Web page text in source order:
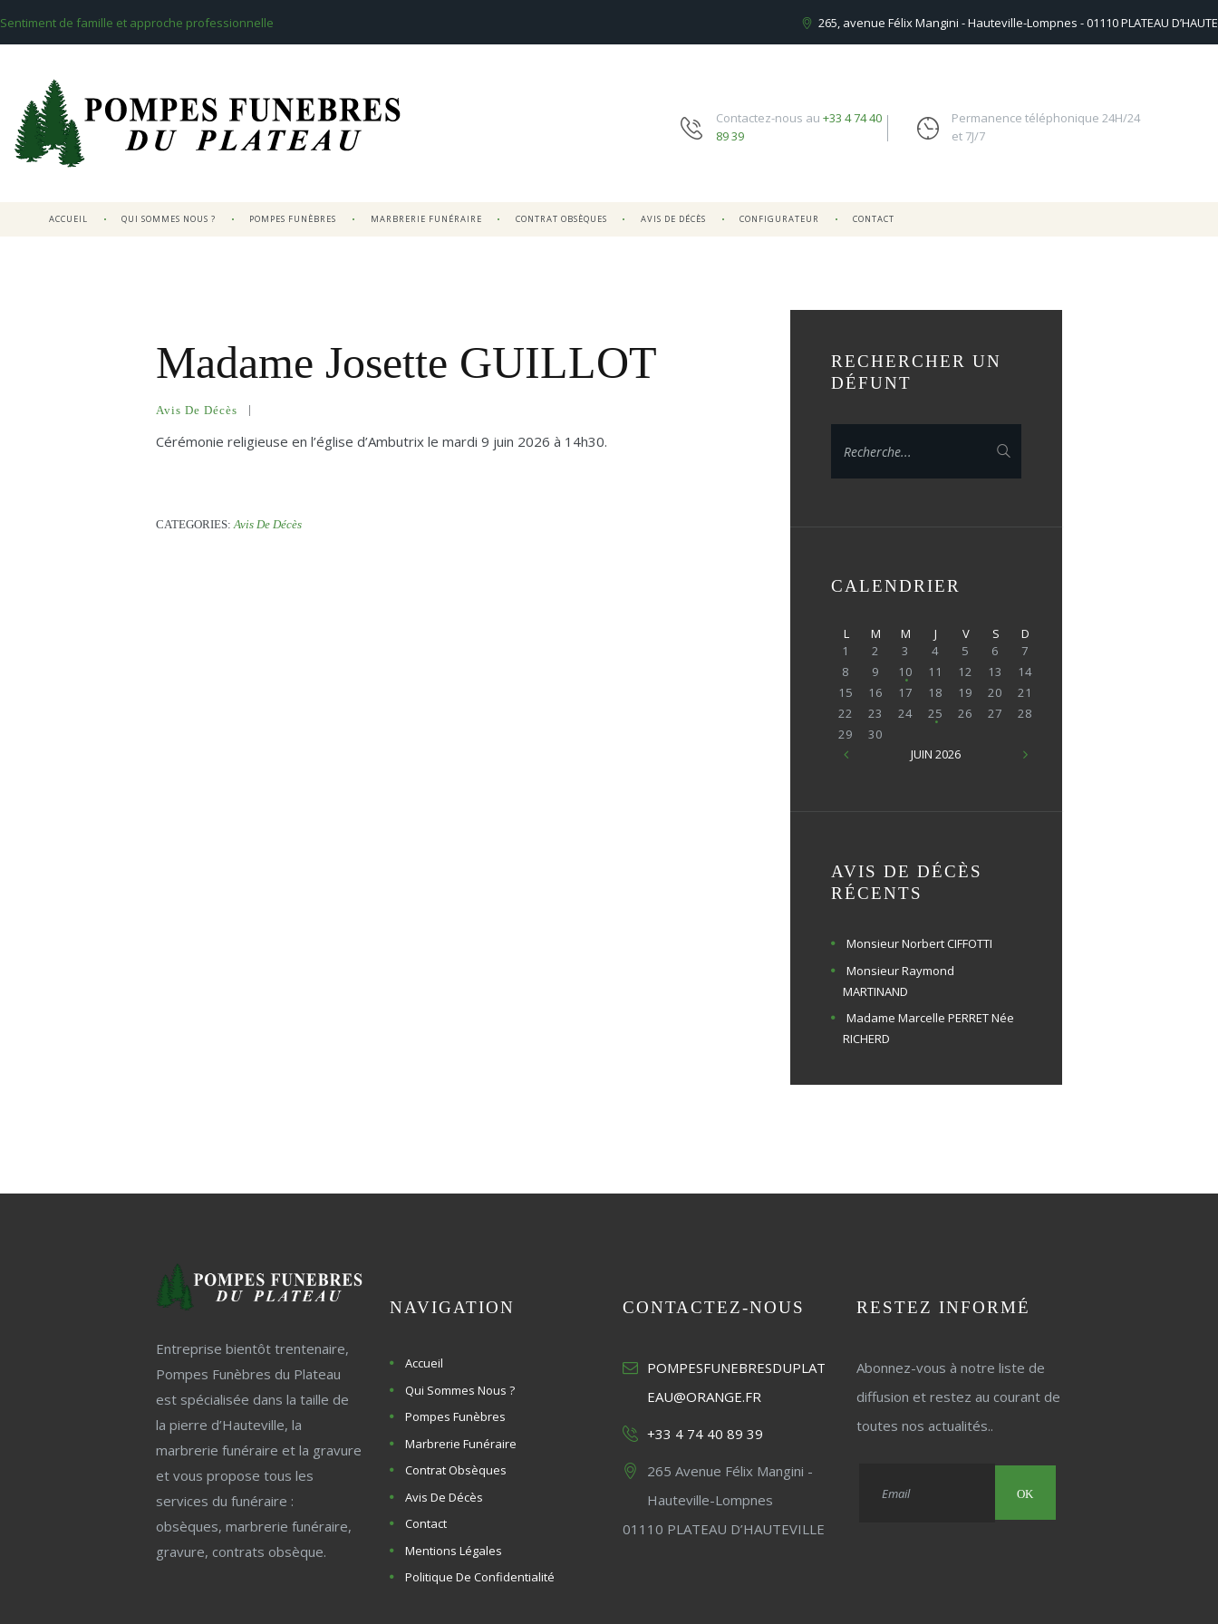
Sentiment de famille et approche professionnelle 265, avenue Félix Mangini - Hauteville-Lompnes - 01110 PLATEAU
Contactez-nous au +33 4 74 40
89 39
Permanence téléphonique 24H/24
et 7J/7
ACCUEIL QUI SOMMES NOUS ? POMPES FUNÈBRES MARBRERIE FUNÉRAIRE CONTRAT OBSÈQUES AVIS DE DÉCÈS CONFIGURATEUR CONTACT
Madame Josette GUILLOT
Avis De Décès
Cérémonie religieuse en l’église d’Ambutrix le mardi 9 juin 2026 à 14h30.
CATEGORIES:Avis De Décès
RECHERCHER UN
DÉFUNT
CALENDRIER
JUIN 2026
L M M J V S
D
1
2 3 4 5 6
7
8
9 10 11 12 13
14
15
16 17 18 19 20
21
22
23 24 25 26 27
28
29
30
AVIS DE DÉCÈS
RÉCENTS
Monsieur Norbert CIFFOTTI
Monsieur Raymond
MARTINAND
Madame Marcelle PERRET Née
RICHERD
Entreprise bientôt trentenaire,
Pompes Funèbres du Plateau
est spécialisée dans la taille de
la pierre d’Hauteville, la
marbrerie funéraire et la gravure
et vous propose tous les
services du funéraire :
obsèques, marbrerie funéraire,
gravure, contrats obsèque.
NAVIGATION
Accueil
Qui Sommes Nous ?
Pompes Funèbres
Marbrerie Funéraire
Contrat Obsèques
Avis De Décès
Contact
Mentions Légales
Politique De Confidentialité
CONTACTEZ-NOUS
POMPESFUNEBRESDUPLAT
EAU@ORANGE.FR
+33 4 74 40 89 39
265 Avenue Félix Mangini -
Hauteville-Lompnes
01110 PLATEAU D’HAUTEVILLE
RESTEZ INFORMÉ
Abonnez-vous à notre liste de
diffusion et restez au courant de
toutes nos actualités..
OK